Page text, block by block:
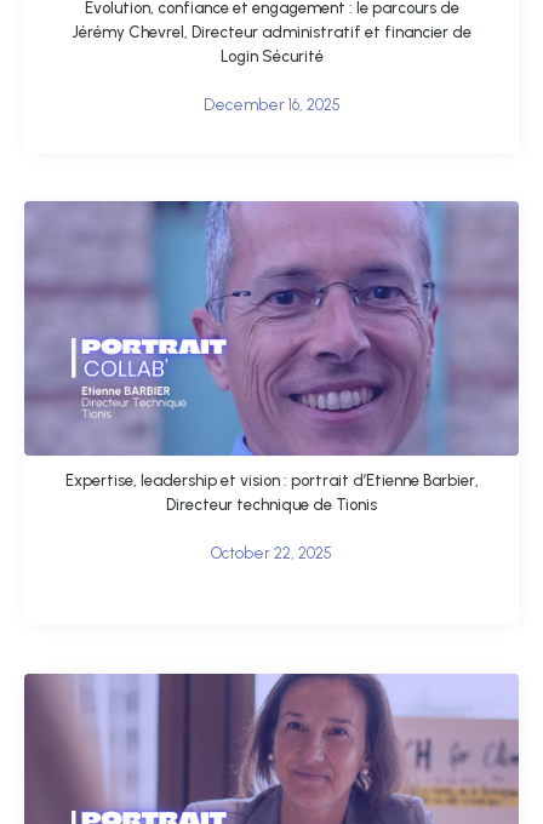
Evolution, confiance et engagement : le parcours de
Jérémy Chevrel, Directeur administratif et financier de
Login Sécurité
December 16, 2025
Expertise, leadership et vision : portrait d’Etienne Barbier,
Directeur technique de Tionis
October 22, 2025